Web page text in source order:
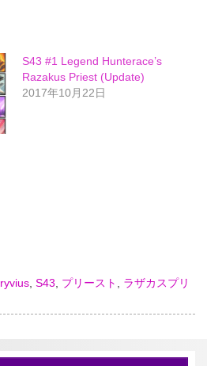
S43 #1 Legend Hunterace’s
Razakus Priest (Update)
2017年10月22日
ryvius,S43, プリースト , ラザカスプリ